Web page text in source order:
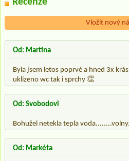
Recenze
Vložit nový
Od: Martina
Byla jsem letos poprvé a hned 3x
uklizeno wc tak i sprchy 👏
Od: Svobodovi
Bohužel netekla tepla
Od: Markéta